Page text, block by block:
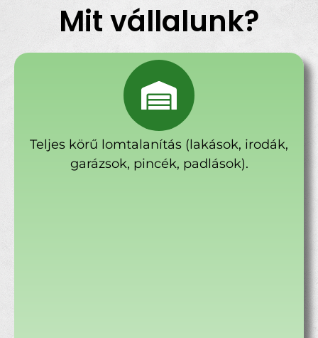
Mit vállalunk?
Teljes körű lomtalanítás (lakások, irodák,
garázsok, pincék, padlások).